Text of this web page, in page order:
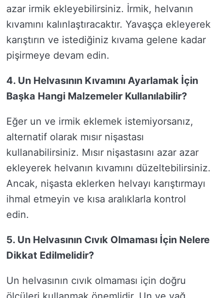
azar irmik ekleyebilirsiniz. İrmik, helvanın
kıvamını kalınlaştıracaktır. Yavaşça ekleyerek
karıştırın ve istediğiniz kıvama gelene kadar
pişirmeye devam edin.
4. Un Helvasının Kıvamını Ayarlamak İçin
Başka Hangi Malzemeler Kullanılabilir?
Eğer un ve irmik eklemek istemiyorsanız,
alternatif olarak mısır nişastası
kullanabilirsiniz. Mısır nişastasını azar azar
ekleyerek helvanın kıvamını düzeltebilirsiniz.
Ancak, nişasta eklerken helvayı karıştırmayı
ihmal etmeyin ve kısa aralıklarla kontrol
edin.
5. Un Helvasının Cıvık Olmaması İçin Nelere
Dikkat Edilmelidir?
Un helvasının cıvık olmaması için doğru